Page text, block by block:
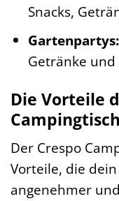
Snacks,
Gartenpartys:
Getränke und
Die Vorteile
Der Crespo
Vorteile, die
angenehmer